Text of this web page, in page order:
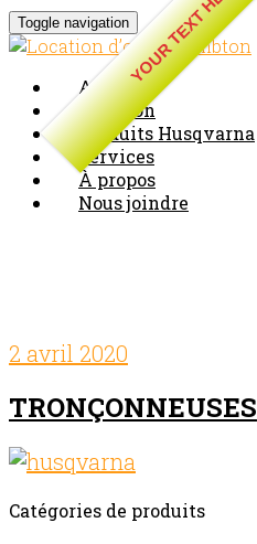
YOUR TEXT HERE
Toggle navigation
Accueil
Location
Produits Husqvarna
Services
À propos
Nous joindre
2 avril 2020
TRONÇONNEUSES
Catégories de produits